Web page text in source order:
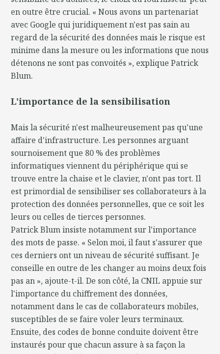
en outre être crucial. « Nous avons un partenariat
avec Google qui juridiquement n'est pas sain au
regard de la sécurité des données mais le risque est
minime dans la mesure ou les informations que nous
détenons ne sont pas convoités », explique Patrick
Blum.
L'importance de la sensibilisation
Mais la sécurité n'est malheureusement pas qu'une
affaire d'infrastructure. Les personnes arguant
sournoisement que 80 % des problèmes
informatiques viennent du périphérique qui se
trouve entre la chaise et le clavier, n'ont pas tort. Il
est primordial de sensibiliser ses collaborateurs à la
protection des données personnelles, que ce soit les
leurs ou celles de tierces personnes.
Patrick Blum insiste notamment sur l'importance
des mots de passe. « Selon moi, il faut s'assurer que
ces derniers ont un niveau de sécurité suffisant. Je
conseille en outre de les changer au moins deux fois
pas an », ajoute-t-il. De son côté, la CNIL appuie sur
l'importance du chiffrement des données,
notamment dans le cas de collaborateurs mobiles,
susceptibles de se faire voler leurs terminaux.
Ensuite, des codes de bonne conduite doivent être
instaurés pour que chacun assure à sa façon la